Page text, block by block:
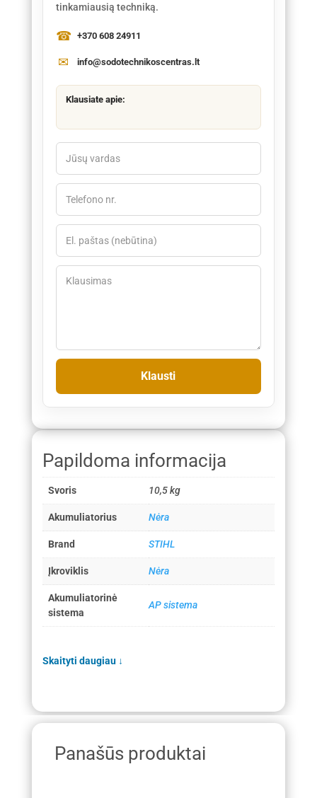
tinkamiausią techniką.
+370 608 24911
info@sodotechnikoscentras.lt
Klausiate apie:
Papildoma informacija
Svoris 10,5 kg
Akumuliatorius Nėra
Brand STIHL
Įkroviklis Nėra
Akumuliatorinė
sistema
AP sistema
Skaityti daugiau ↓
Panašūs produktai